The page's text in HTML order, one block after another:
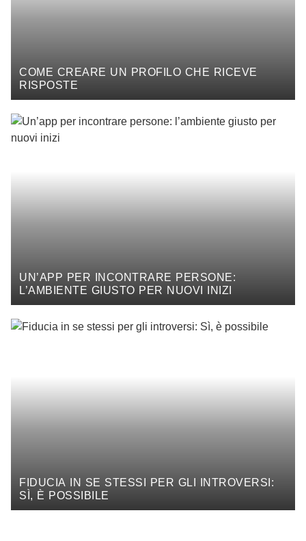
COME CREARE UN PROFILO CHE RICEVE
RISPOSTE
UN’APP PER INCONTRARE PERSONE:
L’AMBIENTE GIUSTO PER NUOVI INIZI
FIDUCIA IN SE STESSI PER GLI INTROVERSI:
SÌ, È POSSIBILE